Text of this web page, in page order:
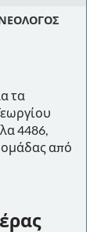
τα
4486,
από